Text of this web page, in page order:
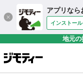
アプリなら
インストール
地元